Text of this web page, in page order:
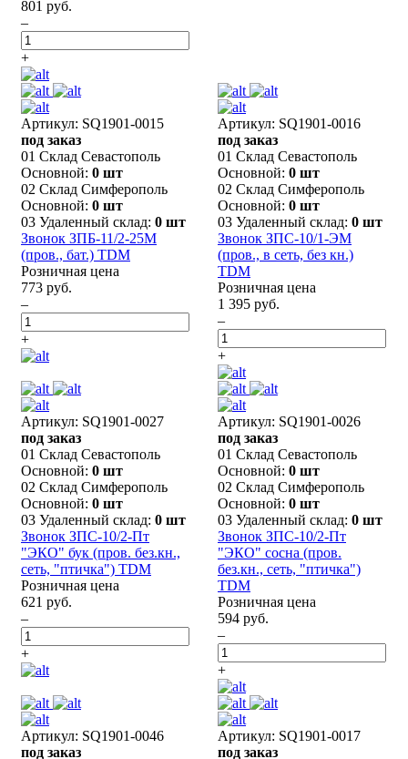
801 руб.
–
+
Артикул: SQ1901-0015
под заказ
01 Склад Севастополь
Основной: 0 шт
02 Склад Симферополь
Основной: 0 шт
03 Удаленный склад: 0 шт
Звонок ЗПБ-11/2-25М
(пров., бат.) TDM
Розничная цена
773 руб.
–
+
Артикул: SQ1901-0016
под заказ
01 Склад Севастополь
Основной: 0 шт
02 Склад Симферополь
Основной: 0 шт
03 Удаленный склад: 0 шт
Звонок ЗПС-10/1-ЭМ
(пров., в сеть, без кн.)
TDM
Розничная цена
1 395 руб.
–
+
Артикул: SQ1901-0027
под заказ
01 Склад Севастополь
Основной: 0 шт
02 Склад Симферополь
Основной: 0 шт
03 Удаленный склад: 0 шт
Звонок ЗПС-10/2-Пт
"ЭКО" бук (пров. без.кн.,
сеть, "птичка") TDM
Розничная цена
621 руб.
–
+
Артикул: SQ1901-0026
под заказ
01 Склад Севастополь
Основной: 0 шт
02 Склад Симферополь
Основной: 0 шт
03 Удаленный склад: 0 шт
Звонок ЗПС-10/2-Пт
"ЭКО" сосна (пров.
без.кн., сеть, "птичка")
TDM
Розничная цена
594 руб.
–
+
Артикул: SQ1901-0046
под заказ
Артикул: SQ1901-0017
под заказ